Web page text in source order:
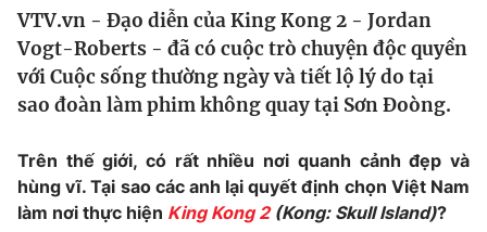
Thế giới
Tin tức
Thế giới đó đây
Câu chuyện quốc tế
Tài chính
Thị trường
Dữ liệu và đời sống
VTV.vn - Đạo diễn của King Kong 2 - Jordan
Vogt-Roberts - đã có cuộc trò chuyện độc quyền
với Cuộc sống thường ngày và tiết lộ lý do tại
sao đoàn làm phim không quay tại Sơn Đoòng.
Trên thế giới, có rất nhiều nơi quanh cảnh đẹp và
hùng vĩ. Tại sao các anh lại quyết định chọn Việt Nam
làm nơi thực hiện King Kong 2(Kong: Skull Island)?